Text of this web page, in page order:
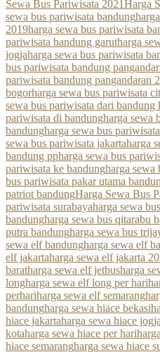
Sewa Bus Pariwisata 2021Harga
sewa bus pariwisata bandung
2019harga sewa bus pariwisata
pariwisata bandung garutharga
jogjaharga sewa bus pariwisata
bus pariwisata bandung
pariwisata bandung pangandaran
bogorharga sewa bus pariwisata
sewa bus pariwisata dari bandung
pariwisata di bandungharga sewa
bandungharga sewa bus
sewa bus pariwisata jakartaharga
bandung ppharga sewa bus
pariwisata ke bandungharga sewa
bus pariwisata pakar utama
patriot bandungHarga Sewa Bus
pariwisata surabayaharga sewa
bandungharga sewa bus qitarabu
putra bandungharga sewa bus
sewa elf bandungharga sewa elf
elf jakartaharga sewa elf jakarta
baratharga sewa elf jetbusharga
longharga sewa elf long per hari
perhariharga sewa elf semarang
bandungharga sewa hiace bekasi
hiace jakartaharga sewa hiace
kotaharga sewa hiace per hari
hiace semarangharga sewa hiace